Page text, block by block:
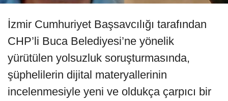
İzmir Cumhuriyet Başsavcılığı tarafından
CHP’li Buca Belediyesi’ne yönelik
yürütülen yolsuzluk soruşturmasında,
şüphelilerin dijital materyallerinin
incelenmesiyle yeni ve oldukça çarpıcı bir